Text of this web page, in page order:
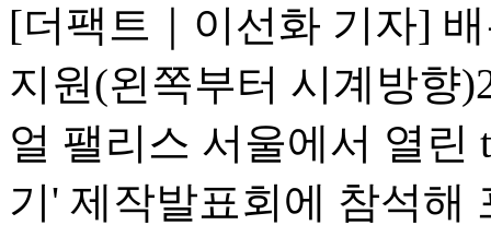
[더팩트｜이선화 기자]
지원(왼쪽부터 시계방향
얼 팰리스 서울에서 열린
기' 제작발표회에 참석해